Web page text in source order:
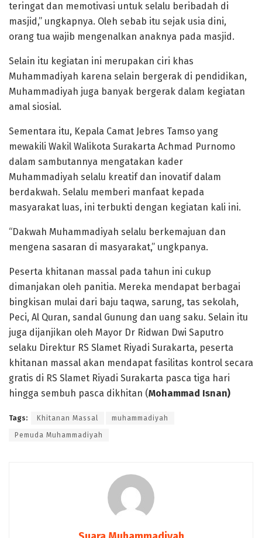
teringat dan memotivasi untuk selalu beribadah di
masjid,” ungkapnya. Oleh sebab itu sejak usia dini,
orang tua wajib mengenalkan anaknya pada masjid.
Selain itu kegiatan ini merupakan ciri khas
Muhammadiyah karena selain bergerak di pendidikan,
Muhammadiyah juga banyak bergerak dalam kegiatan
amal siosial.
Sementara itu, Kepala Camat Jebres Tamso yang
mewakili Wakil Walikota Surakarta Achmad Purnomo
dalam sambutannya mengatakan kader
Muhammadiyah selalu kreatif dan inovatif dalam
berdakwah. Selalu memberi manfaat kepada
masyarakat luas, ini terbukti dengan kegiatan kali ini.
“Dakwah Muhammadiyah selalu berkemajuan dan
mengena sasaran di masyarakat,” ungkpanya.
Peserta khitanan massal pada tahun ini cukup
dimanjakan oleh panitia. Mereka mendapat berbagai
bingkisan mulai dari baju taqwa, sarung, tas sekolah,
Peci, Al Quran, sandal Gunung dan uang saku. Selain itu
juga dijanjikan oleh Mayor Dr Ridwan Dwi Saputro
selaku Direktur RS Slamet Riyadi Surakarta, peserta
khitanan massal akan mendapat fasilitas kontrol secara
gratis di RS Slamet Riyadi Surakarta pasca tiga hari
hingga sembuh pasca dikhitan (Mohammad Isnan)
Tags: Khitanan Massal muhammadiyah
Pemuda Muhammadiyah